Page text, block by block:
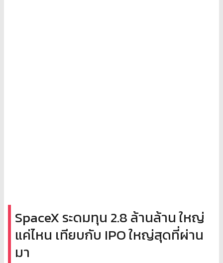
SpaceX ระดมทุน 2.8 ล้านล้าน ใหญ่
แค่ไหน เทียบกับ IPO ใหญ่สุดที่ผ่าน
มา